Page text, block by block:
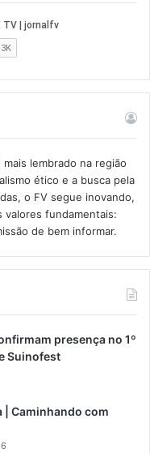
lembrado na região
ético e a busca pela
o FV segue inovando,
valores fundamentais:
de bem informar.​
presença no 1º
Suinofest
| Caminhando com